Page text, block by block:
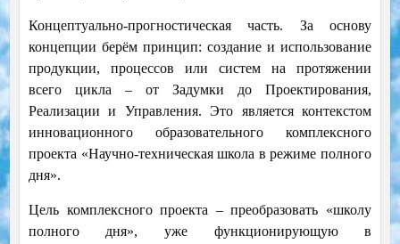
Концептуально-прогностическая часть. За основу
концепции берём принцип: создание и использование
продукции, процессов или систем на протяжении
всего цикла – от Задумки до Проектирования,
Реализации и Управления. Это является контекстом
инновационного образовательного комплексного
проекта «Научно-техническая школа в режиме полного
дня».
Цель комплексного проекта – преобразовать «школу
полного дня», уже функционирующую в